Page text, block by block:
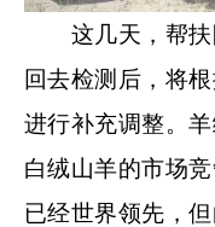
这几天，帮扶
回去检测后，将
进行补充调整。
白绒山羊的市场
已经世界领先，